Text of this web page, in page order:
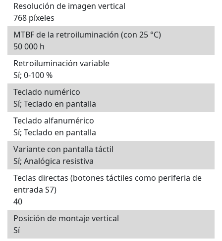
Resolución de imagen vertical
768 píxeles
MTBF de la retroiluminación (con 25 °C)
50 000 h
Retroiluminación variable
Sí; 0-100 %
Teclado numérico
Sí; Teclado en pantalla
Teclado alfanumérico
Sí; Teclado en pantalla
Variante con pantalla táctil
Sí; Analógica resistiva
Teclas directas (botones táctiles como periferia de
entrada S7)
40
Posición de montaje vertical
Sí